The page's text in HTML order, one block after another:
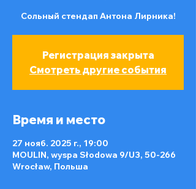
Сольный стендап Антона Лирника!
Регистрация закрыта
Смотреть другие события
Время и место
27 нояб. 2025 г., 19:00
MOULIN, wyspa Słodowa 9/U3, 50-266
Wrocław, Польша